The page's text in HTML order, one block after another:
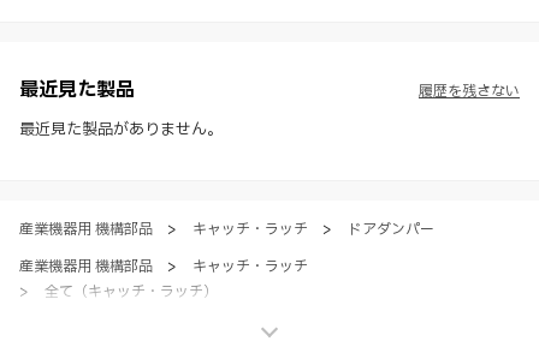
社製品の使用ご検討、又は販売促進目的の利用に限ります。
※ 本WEBサイト製品情報のご利用にあたっては、WEBサイト利用規
約、プライバシーポリシー、製品情報ガイドをご確認いただき、内容の
最近見た製品
最近見た製品がありません。
履歴を残さない
産業機器用 機構部品 > キャッチ・ラッチ >
ドアダンパー
産業機器用 機構部品
>
キャッチ・ラッチ
>
全て（キャッチ・ラッチ）
家具用ドア金物